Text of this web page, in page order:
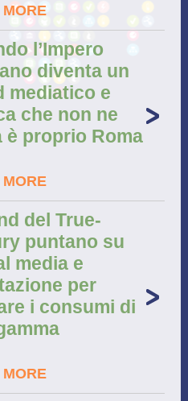
l’Impero
diventa un
mediatico e
che non ne
è proprio Roma
del True-
puntano su
media e
per
i consumi di